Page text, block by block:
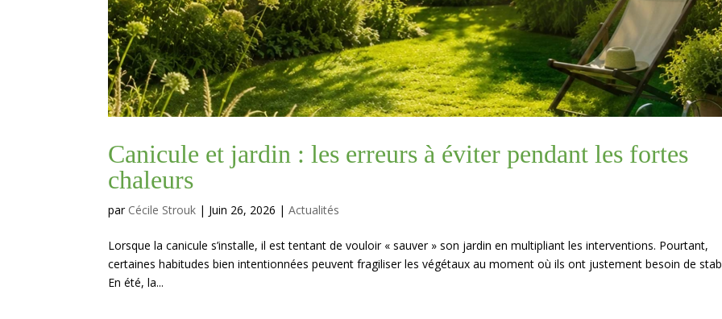
Canicule et jardin : les erreurs à éviter pendant les fortes
chaleurs
par Cécile Strouk | Juin 26, 2026 |Actualités
Lorsque la canicule s’installe, il est tentant de vouloir « sauver » son jardin en multipliant les interventions. Pourtant,
certaines habitudes bien intentionnées peuvent fragiliser les végétaux au moment où ils ont justement besoin de
En été, la...